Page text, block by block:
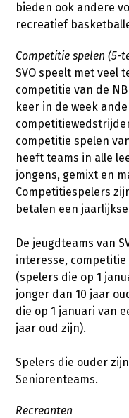
bieden ook andere
recreatief
Competitie spelen (5-
SVO speelt met veel
competitie van de
keer in de week
competitie spelen
heeft teams in alle
jongens, gemixt en
Competitiespelers
betalen een
De jeugdteams van
interesse, competitie
(spelers die op 1
jonger dan 10 jaar
die op 1 januari van
jaar oud zijn).
Spelers die ouder
Seniorenteams.
Recreanten